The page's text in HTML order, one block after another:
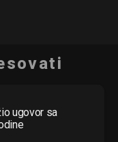
ugovor sa